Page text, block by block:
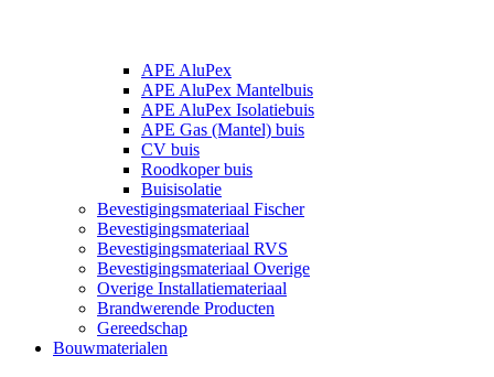
APE AluPex
APE AluPex Mantelbuis
APE AluPex Isolatiebuis
APE Gas (Mantel) buis
CV buis
Roodkoper buis
Buisisolatie
Bevestigingsmateriaal Fischer
Bevestigingsmateriaal
Bevestigingsmateriaal RVS
Bevestigingsmateriaal Overige
Overige Installatiemateriaal
Brandwerende Producten
Gereedschap
Bouwmaterialen